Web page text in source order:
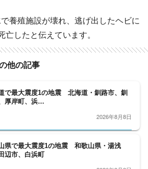
養殖施設が壊れ、逃げ出したヘビに
亡したと伝えています。
他の記事
で最大震度1の地震 北海道・釧路市、釧
厚岸町、浜…
2026年8月8日
県で最大震度1の地震 和歌山県・湯浅
辺市、白浜町